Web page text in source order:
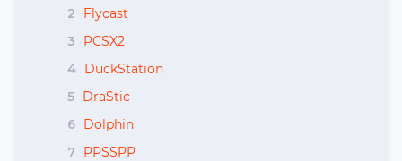
2
Flycast
3
PCSX2
4 DuckStation
5 DraStic
6 Dolphin
7 PPSSPP